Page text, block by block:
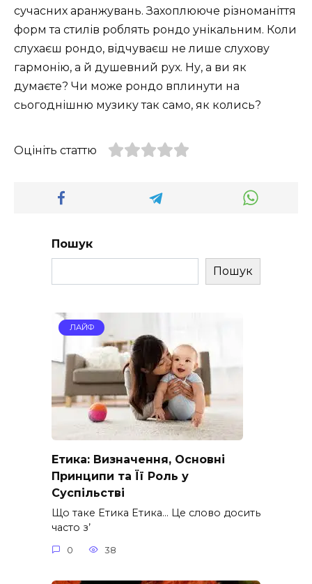
сучасних аранжувань. Захоплююче різноманіття
форм та стилів роблять рондо унікальним. Коли
слухаєш рондо, відчуваєш не лише слухову
гармонію, а й душевний рух. Ну, а ви як
думаєте? Чи може рондо вплинути на
сьогоднішню музику так само, як колись?
Оцініть статтю
Пошук
Пошук
ЛАЙФ
Етика: Визначення, Основні
Принципи та Її Роль у
Суспільстві
Що таке Етика Етика… Це слово досить
часто з’
0 38